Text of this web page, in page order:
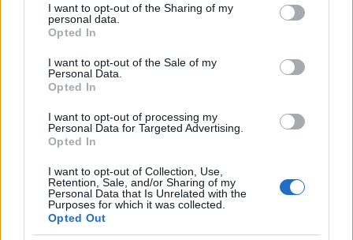
not limited to your visit or usage behaviour. You may click to
grant or deny consent to Google and its third-party tags to
use your data for below specified purposes in below Google
consent section.
I want to opt-out of the Sharing of my
personal data.
Opted In
I want to opt-out of the Sale of my
Personal Data.
Opted In
I want to opt-out of processing my
Personal Data for Targeted Advertising.
Opted In
I want to opt-out of Collection, Use,
Retention, Sale, and/or Sharing of my
Personal Data that Is Unrelated with the
Purposes for which it was collected.
Opted Out
Vajon ki lesz a kiskunmajsai csodajelölt?
Most a pálinkafőzést, a magyar